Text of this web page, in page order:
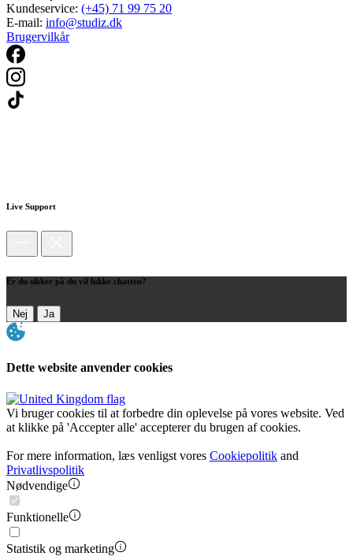
Kundeservice: (+45) 71 99 75 20
E-mail: info@studiz.dk
Brugervilkår
Live Support
Er du sikker på du vil lukke chatten?
Nej Ja
Dette website anvender cookies
Vi bruger cookies til at forbedre din oplevelse på vores website. Ved
at klikke på 'Accepter alle' accepterer du brugen af cookies.
For mere information, læs venligst vores Cookiepolitik and
Privatlivspolitik
Nødvendige
Funktionelle
Statistik og marketing